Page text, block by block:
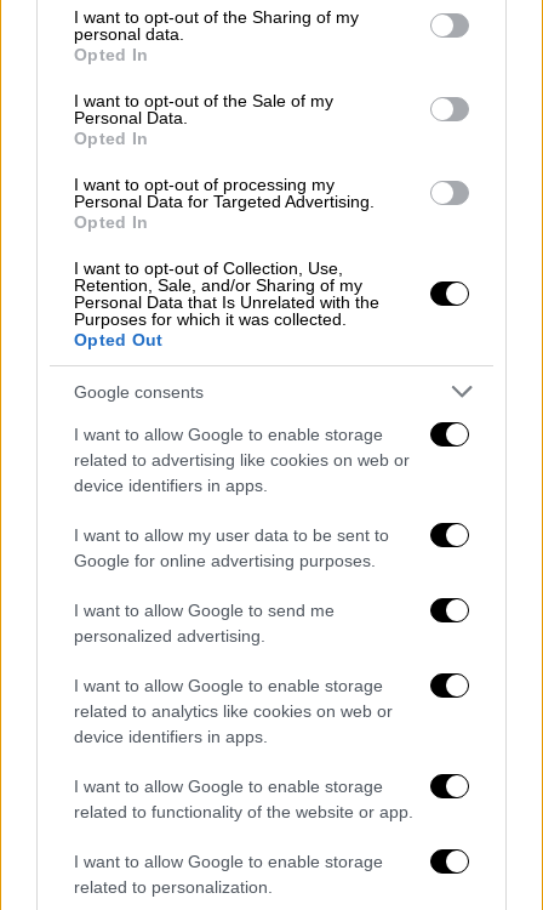
not limited to your visit or usage behaviour. You may click to
grant or deny consent to Google and its third-party tags to
use your data for below specified purposes in below Google
consent section.
I want to opt-out of the Sharing of my
personal data.
Opted In
I want to opt-out of the Sale of my
Personal Data.
Opted In
I want to opt-out of processing my
Personal Data for Targeted Advertising.
Opted In
I want to opt-out of Collection, Use,
Retention, Sale, and/or Sharing of my
Personal Data that Is Unrelated with the
Purposes for which it was collected.
Opted Out
Google consents
I want to allow Google to enable storage
related to advertising like cookies on web or
device identifiers in apps.
I want to allow my user data to be sent to
Google for online advertising purposes.
I want to allow Google to send me
personalized advertising.
I want to allow Google to enable storage
related to analytics like cookies on web or
device identifiers in apps.
I want to allow Google to enable storage
related to functionality of the website or app.
I want to allow Google to enable storage
related to personalization.
Τηλεόραση|19.01.2026 14:00
MasterChef: Ο πρόσφυγας από την
Αίγυπτο και η διαγωνιζόμενη που ήταν
σε κώμα για δύο μήνες
Το MasterChef κλείνει 10 χρόνια και έρχεται
για να τα αλλάξει όλα. Τίποτα δεν θα είναι
αναμενόμενο